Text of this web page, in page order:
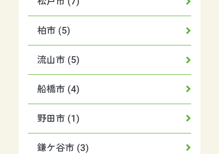
柏市 (5)
流山市 (5)
船橋市 (4)
野田市 (1)
鎌ケ谷市 (3)